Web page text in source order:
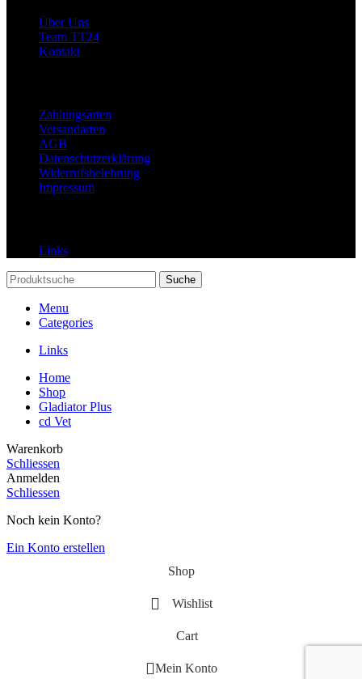
Über Uns
Team TT24
Kontakt
Zahlungsarten
Versandarten
AGB
Datenschutzerklärung
Widerrufsbelehrung
Impressum
Links
Suche
Menu
Categories
Links
Home
Shop
Gladiator Plus
cd Vet
Warenkorb
Schliessen
Anmelden
Schliessen
Noch kein Konto?
Ein Konto erstellen
Shop
Wishlist
Cart
Mein Konto